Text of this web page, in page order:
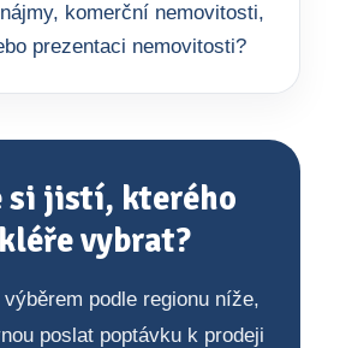
komerční nemovitosti,
prezentaci nemovitosti?
si jistí, kterého
vybrat?
podle regionu níže,
poslat poptávku k prodeji